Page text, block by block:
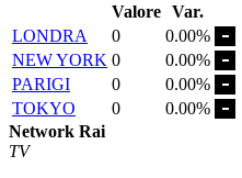
Valore Var.
LONDRA
0
0.00%
NEW YORK 0
0.00%
PARIGI
0
0.00%
TOKYO
0
0.00%
Network Rai
TV